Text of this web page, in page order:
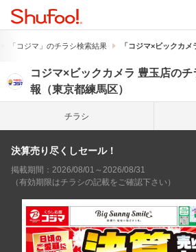
「コジマ」のチラシ検索結果 「コジマ×ビックカ
コジマ×ビックカメラ 豊玉店の
報（東京都練馬区）
チラシ
決算売り尽くしセール！
掲載期間：2026/08/01～2026/08/31
（有効期限はチラシの記載をご確認下さい）